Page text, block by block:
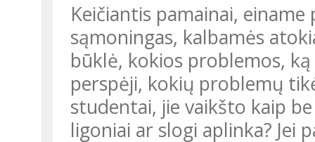
Keičiantis pamainai,
sąmoningas, kalbamės
būklė, kokios problemos,
perspėji, kokių problemų
studentai, jie vaikšto kaip
ligoniai ar slogi aplinka? Jei